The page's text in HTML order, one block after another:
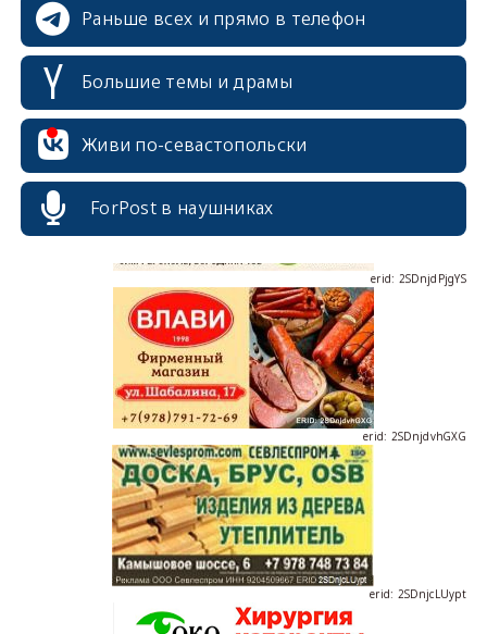
Раньше всех и прямо в телефон
Большие темы и драмы
Живи по-севастопольски
ForPost в наушниках
erid: 2SDnjcrDNw6
erid: 2SDnjdvhGXG
erid: 2SDnjcLUypt